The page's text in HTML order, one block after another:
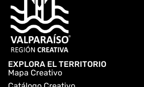
EXPLORA EL TERRITORIO
Mapa Creativo